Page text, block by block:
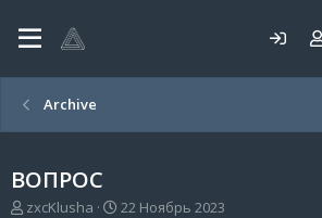
Archive
ВОПРОС
А
zxcKlusha
Д
22 Ноябрь 2023